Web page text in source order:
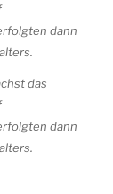
das
dann